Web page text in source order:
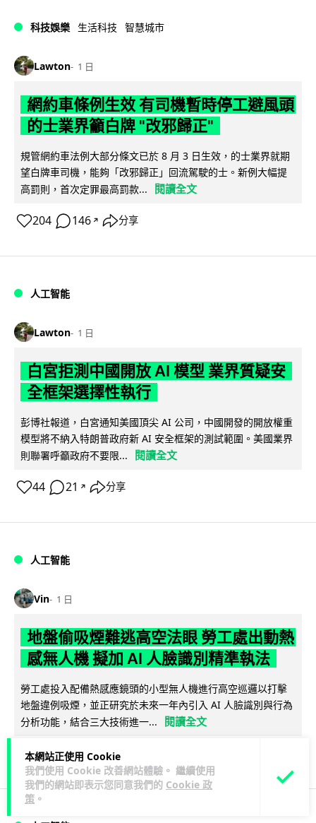
本網站正使用 Cookie
我們使用 Cookie 改善網站體驗。 繼續使用
我們的網站即表示您同意我們的 Cookie 政
策 。
科技娛樂 生活科技 智慧城市
Lawton 1 日
網約車條例生效 有司機暫時停工避風頭
的士業界籲白牌 "改邪歸正"
規管網約車法例大部分條文已於 8 月 3 日生效，的士業界就期
望白牌車司機，能夠「改邪歸正」回流駕駛的士。新例大幅提
高罰則，首次定罪最高罰款...
閱讀全文
204 146 ↗ 分享
人工智能
Lawton 1 日
白宮拒測中國開放 AI 模型 業界質疑安
全框架選擇性執行
彭博社報道，白宮通知美國頂尖 AI 公司，中國開發的開放權重
模型將不納入特朗普政府新 AI 安全框架的測試範圍。美國業界
則聯署呼籲政府不要限...
閱讀全文
44 21 ↗ 分享
人工智能
Vin 1 日
地盤偷吸煙難逃高空法眼 勞工處出動熱
感無人機 擬加 AI 人臉識別精準執法
勞工處投入配備熱感應鏡頭的小型無人機進行高空巡邏以打擊
地盤違例吸煙，並正研究於未來一年內引入 AI 人臉識別與行為
分析功能，結合三大技術進一...
閱讀全文
246 55 ↗ 分享